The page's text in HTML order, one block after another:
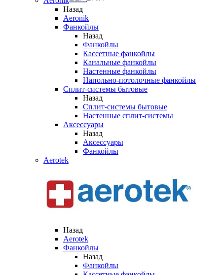
Назад
Aeronik
Фанкойлы
Назад
Фанкойлы
Кассетные фанкойлы
Канальные фанкойлы
Настенные фанкойлы
Напольно-потолочные фанкойлы
Сплит-системы бытовые
Назад
Сплит-системы бытовые
Настенные сплит-системы
Аксессуары
Назад
Аксессуары
Фанкойлы
Aerotek
Назад
Aerotek
Фанкойлы
Назад
Фанкойлы